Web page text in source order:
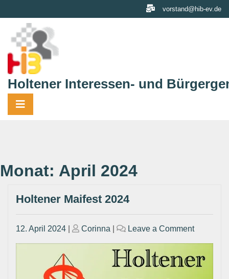
to
content
vorstand@hib-ev.de
Holtener Interessen- und
Monat: April 2024
Holtener Maifest 2024
Posted
12. April 2024
Posted
Corinna Leave a Commenton
2024